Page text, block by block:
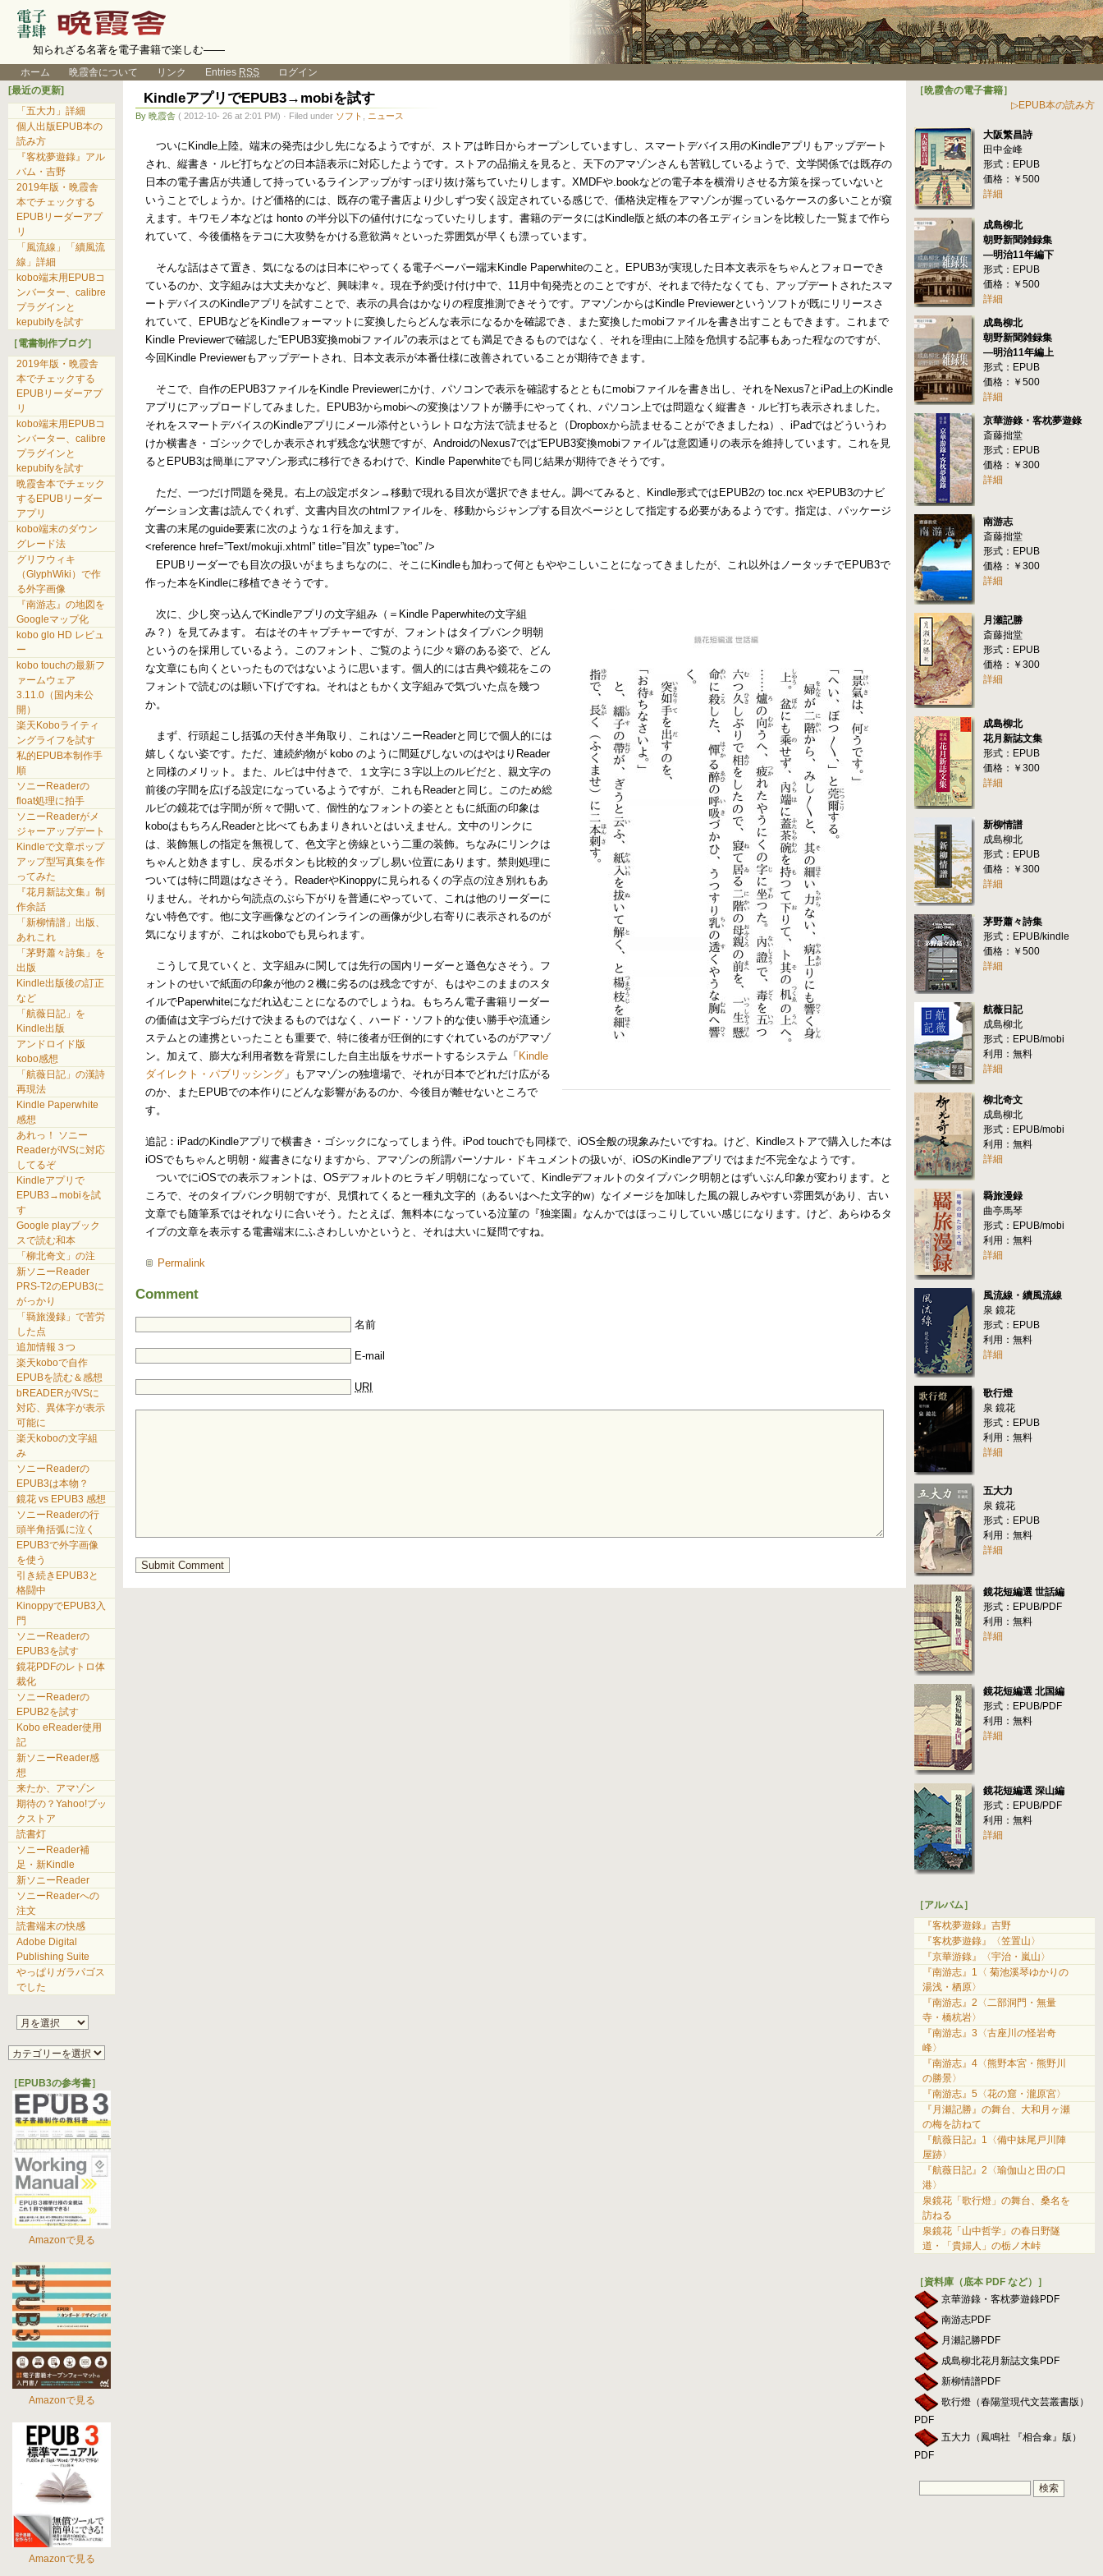
知られざる名著を電子書籍で楽しむ――
ホーム 晩霞舎について リンク Entries RSS ログイン
KindleアプリでEPUB3→mobiを試す
By 晩霞舎 ( 2012-10- 26 at 2:01 PM) · Filed under ソフト ニュース
ついにKindle上陸。端末の発売は少し先になるようですが、ストアは昨日からオープンしていますし、スマートデバイス用のKindleアプリもアップデート
され、縦書き・ルビ打ちなどの日本語表示に対応したようです。ストアの品揃えを見ると、天下のアマゾンさんも苦戦しているようで、文学関係では既存の
日本の電子書店が共通して持っているラインアップがすっぽり抜け落ちていたりします。XMDFや.bookなどの電子本を横滑りさせる方策を採っていないと
いうことでしょうか。けど価格的には、既存の電子書店より少しずつ安く設定されている感じで、価格決定権をアマゾンが握っているケースの多いことが窺
えます。キワモノ本などは honto の半分以下の値付けになっていたりします。書籍のデータにはKindle版と紙の本の各エディションを比較した一覧まで作ら
れていて、今後価格をテコに大攻勢をかける意欲満々といった雰囲気が早くも漂っています。
そんな話はさて置き、気になるのは日本にやってくる電子ペーパー端末Kindle Paperwhiteのこと。EPUB3が実現した日本文表示をちゃんとフォローでき
ているのか、文字組みは大丈夫かなど、興味津々。現在予約受け付け中で、11月中旬発売とのことですが、それまで待たなくても、アップデートされたスマ
ートデバイスのKindleアプリを試すことで、表示の具合はかなりの程度推測できそうです。アマゾンからはKindle Previewerというソフトが既にリリースさ
れていて、EPUBなどをKindleフォーマットに変換したらどんな表示になるかを確認でき、また変換したmobiファイルを書き出すこともできます。これまで
Kindle Previewerで確認した“EPUB3変換mobiファイル”の表示はとても満足できるものではなく、それを理由に上陸を危惧する記事もあった程なのですが、
今回Kindle Previewerもアップデートされ、日本文表示が本番仕様に改善されていることが期待できます。
そこで、自作のEPUB3ファイルをKindle Previewerにかけ、パソコンで表示を確認するとともにmobiファイルを書き出し、それをNexus7とiPad上のKindle
アプリにアップロードしてみました。EPUB3からmobiへの変換はソフトが勝手にやってくれ、パソコン上では問題なく縦書き・ルビ打ち表示されました。
それをスマートデバイスのKindleアプリにメール添付というレトロな方法で読ませると（Dropboxから読ませることができましたね）、iPadではどういうわ
けか横書き・ゴシックでしか表示されず残念な状態ですが、AndroidのNexus7では“EPUB3変換mobiファイル”は意図通りの表示を維持しています。これを見
るとEPUB3は簡単にアマゾン形式に移行できるわけで、Kindle Paperwhiteでも同じ結果が期待できそうです。
ただ、一つだけ問題を発見。右上の設定ボタン→移動で現れる目次が選択できません。調べてみると、Kindle形式ではEPUB2の toc.ncx やEPUB3のナビ
ゲーション文書は読んでくれず、文書内目次のhtmlファイルを、移動からジャンプする目次ページとして指定する必要があるようです。指定は、パッケージ
文書の末尾のguide要素に次のような１行を加えます。
<reference href=”Text/mokuji.xhtml” title=”目次” type=”toc” />
EPUBリーダーでも目次の扱いがまちまちなのに、そこにKindleも加わって何ともややこしいことになってきましたが、これ以外はノータッチでEPUB3で
作った本をKindleに移植できそうです。
次に、少し突っ込んでKindleアプリの文字組み（＝Kindle Paperwhiteの文字組
み？）を見てみます。 右はそのキャプチャーですが、フォントはタイプバンク明朝
というのを採用しているよう。このフォント、ご覧のように少々癖のある姿で、どん
な文章にも向くといったものではないように思います。個人的には古典や鏡花をこの
フォントで読むのは願い下げですね。それはともかく文字組みで気づいた点を幾つ
か。
まず、行頭起こし括弧の天付き半角取り、これはソニーReaderと同じで個人的には
嬉しくない姿です。ただ、連続約物が kobo のように間延びしないのはやはりReader
と同様のメリット。また、ルビは中付きで、１文字に３字以上のルビだと、親文字の
前後の字間を広げる設定になっているようですが、これもReaderと同じ。このため総
ルビの鏡花では字間が所々で開いて、個性的なフォントの姿とともに紙面の印象は
koboはもちろんReaderと比べてもあまりきれいとはいえません。文中のリンクに
は、装飾無しの指定を無視して、色文字と傍線という二重の装飾。ちなみにリンクは
ちゃんと効きますし、戻るボタンも比較的タップし易い位置にあります。禁則処理に
ついては特に問題はなさそう。ReaderやKinoppyに見られるくの字点の泣き別れもあ
りません。それから句読点のぶら下がりを普通にやっていて、これは他のリーダーに
ない特色です。他に文字画像などのインラインの画像が少し右寄りに表示されるのが
気になりますが、これはkoboでも見られます。
こうして見ていくと、文字組みに関しては先行の国内リーダーと遜色なさそう。フ
ォントのせいで紙面の印象が他の２機に劣るのは残念ですが、もはやこのままのスタ
イルでPaperwhiteになだれ込むことになるのでしょうね。もちろん電子書籍リーダー
の価値は文字づらだけで決まるものではなく、ハード・ソフト的な使い勝手や流通シ
ステムとの連携といったことも重要で、特に後者が圧倒的にすぐれているのがアマゾ
ン。加えて、膨大な利用者数を背景にした自主出版をサポートするシステム「Kindle
ダイレクト・パブリッシング 」もアマゾンの独壇場で、それが日本でどれだけ広がる
のか、またEPUBでの本作りにどんな影響があるのか、今後目が離せないところで
す。
追記：iPadのKindleアプリで横書き・ゴシックになってしまう件。iPod touchでも同様で、iOS全般の現象みたいですね。けど、Kindleストアで購入した本は
iOSでもちゃんと明朝・縦書きになりますから、アマゾンの所謂パーソナル・ドキュメントの扱いが、iOSのKindleアプリではまだ不完全なようです。
ついでにiOSでの表示フォントは、OSデフォルトのヒラギノ明朝になっていて、Kindleデフォルトのタイプバンク明朝とはずいぶん印象が変わります。と
ころで、そのタイプバンク明朝ですが、見慣れてくると一種丸文字的（あるいはへた文字的w）なイメージを加味した風の親しみやすい雰囲気があり、古い
文章でも随筆系ではそれなりに合いそう。たとえば、無料本になっている泣菫の『独楽園』なんかではほっこりしていい感じになります。けど、あらゆるタ
イプの文章を表示する電書端末にふさわしいかというと、それは大いに疑問ですね。
Permalink
Comment
名前
E-mail
URI
[最近の更新]
「五大力」詳細
個人出版EPUB本の
読み方
『客枕夢遊錄』アル
バム・吉野
2019年版・晩霞舎
本でチェックする
EPUBリーダーアプ
リ
「風流線」「續風流
線」詳細
kobo端末用EPUBコ
ンバーター、calibre
プラグインと
kepubifyを試す
［電書制作ブログ］
2019年版・晩霞舎
本でチェックする
EPUBリーダーアプ
リ
kobo端末用EPUBコ
ンバーター、calibre
プラグインと
kepubifyを試す
晩霞舎本でチェック
するEPUBリーダー
アプリ
kobo端末のダウン
グレード法
グリフウィキ
（GlyphWiki）で作
る外字画像
『南游志』の地図を
Googleマップ化
kobo glo HD レビュ
ー
kobo touchの最新フ
ァームウェア
3.11.0（国内未公
開）
楽天Koboライティ
ングライフを試す
私的EPUB本制作手
順
ソニーReaderの
float処理に拍手
ソニーReaderがメ
ジャーアップデート
Kindleで文章ポップ
アップ型写真集を作
ってみた
『花月新誌文集』制
作余話
「新柳情譜」出版、
あれこれ
「茅野蕭々詩集」を
出版
Kindle出版後の訂正
など
「航薇日記」を
Kindle出版
アンドロイド版
kobo感想
「航薇日記」の漢詩
再現法
Kindle Paperwhite
感想
あれっ！ ソニー
ReaderがIVSに対応
してるぞ
Kindleアプリで
EPUB3→mobiを試
す
Google playブック
スで読む和本
「柳北奇文」の注
新ソニーReader
PRS-T2のEPUB3に
がっかり
「羇旅漫録」で苦労
した点
追加情報３つ
楽天koboで自作
EPUBを読む＆感想
bREADERがIVSに
対応、異体字が表示
可能に
楽天koboの文字組
み
ソニーReaderの
EPUB3は本物？
鏡花 vs EPUB3 感想
ソニーReaderの行
頭半角括弧に泣く
EPUB3で外字画像
を使う
引き続きEPUB3と
格闘中
KinoppyでEPUB3入
門
ソニーReaderの
EPUB3を試す
鏡花PDFのレトロ体
裁化
ソニーReaderの
EPUB2を試す
Kobo eReader使用
記
新ソニーReader感
想
来たか、アマゾン
期待の？Yahoo!ブッ
クストア
読書灯
ソニーReader補
足・新Kindle
新ソニーReader
ソニーReaderへの
注文
読書端末の快感
Adobe Digital
Publishing Suite
やっぱりガラパゴス
でした
［EPUB3の参考書］
Amazonで見る
Amazonで見る
Amazonで見る
［晩霞舎の電子書籍］
▷EPUB本の読み方
大阪繁昌詩
田中金峰
形式：EPUB
価格：￥500
詳細
成島柳北
朝野新聞雑録集
―明治11年編下
形式：EPUB
価格：￥500
詳細
成島柳北
朝野新聞雑録集
―明治11年編上
形式：EPUB
価格：￥500
詳細
京華游錄・客枕夢遊錄
斎藤拙堂
形式：EPUB
価格：￥300
詳細
南游志
斎藤拙堂
形式：EPUB
価格：￥300
詳細
月瀬記勝
斎藤拙堂
形式：EPUB
価格：￥300
詳細
成島柳北
花月新誌文集
形式：EPUB
価格：￥300
詳細
新柳情譜
成島柳北
形式：EPUB
価格：￥300
詳細
茅野蕭々詩集
形式：EPUB/kindle
価格：￥500
詳細
航薇日記
成島柳北
形式：EPUB/mobi
利用：無料
詳細
柳北奇文
成島柳北
形式：EPUB/mobi
利用：無料
詳細
羇旅漫録
曲亭馬琴
形式：EPUB/mobi
利用：無料
詳細
風流線・續風流線
泉 鏡花
形式：EPUB
利用：無料
詳細
歌行燈
泉 鏡花
形式：EPUB
利用：無料
詳細
五大力
泉 鏡花
形式：EPUB
利用：無料
詳細
鏡花短編選 世話編
形式：EPUB/PDF
利用：無料
詳細
鏡花短編選 北国編
形式：EPUB/PDF
利用：無料
詳細
鏡花短編選 深山編
形式：EPUB/PDF
利用：無料
詳細
［アルバム］
『客枕夢遊錄』吉野
『客枕夢遊錄』〈笠置山〉
『京華游錄』〈宇治・嵐山〉
『南游志』1〈 菊池溪琴ゆかりの
湯浅・栖原〉
『南游志』2〈二部洞門・無量
寺・橋杭岩〉
『南游志』3〈古座川の怪岩奇
峰〉
『南游志』4〈熊野本宮・熊野川
の勝景〉
『南游志』5〈花の窟・瀧原宮〉
『月瀬記勝』の舞台、大和月ヶ瀬
の梅を訪ねて
『航薇日記』1〈備中妹尾戸川陣
屋跡〉
『航薇日記』2〈瑜伽山と田の口
港〉
泉鏡花「歌行燈」の舞台、桑名を
訪ねる
泉鏡花「山中哲学」の春日野隧
道・「貴婦人」の栃ノ木峠
［資料庫（底本 PDF など）］
京華游錄・客枕夢遊錄PDF
南游志PDF
月瀬記勝PDF
成島柳北花月新誌文集PDF
新柳情譜PDF
歌行燈（春陽堂現代文芸叢書版）
PDF
五大力（鳳鳴社 『相合傘』版）
PDF